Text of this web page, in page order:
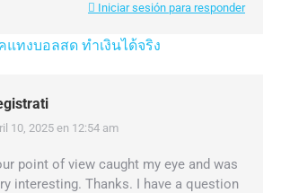
Iniciar sesión para responder
แทงบอลสด ทำเงินได้จริง
10, 2025 en 12:54 am
point of view caught my eye and was
interesting. Thanks. I have a question